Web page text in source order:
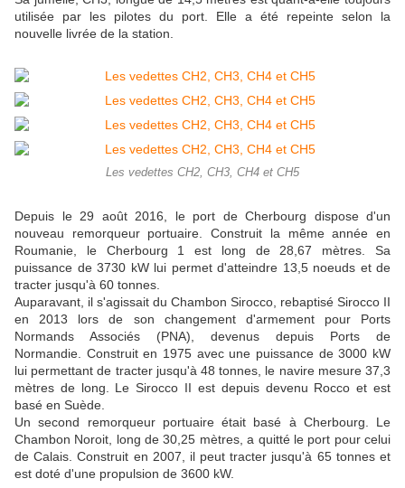
utilisée par les pilotes du port. Elle a été repeinte selon la
nouvelle livrée de la station.
Les vedettes CH2, CH3, CH4 et CH5
Depuis le 29 août 2016, le port de Cherbourg dispose d'un
nouveau remorqueur portuaire. Construit la même année en
Roumanie, le Cherbourg 1 est long de 28,67 mètres. Sa
puissance de 3730 kW lui permet d'atteindre 13,5 noeuds et de
tracter jusqu'à 60 tonnes.
Auparavant, il s'agissait du Chambon Sirocco, rebaptisé Sirocco II
en 2013 lors de son changement d'armement pour Ports
Normands Associés (PNA), devenus depuis Ports de
Normandie. Construit en 1975 avec une puissance de 3000 kW
lui permettant de tracter jusqu'à 48 tonnes, le navire mesure 37,3
mètres de long. Le Sirocco II est depuis devenu Rocco et est
basé en Suède.
Un second remorqueur portuaire était basé à Cherbourg. Le
Chambon Noroit, long de 30,25 mètres, a quitté le port pour celui
de Calais. Construit en 2007, il peut tracter jusqu'à 65 tonnes et
est doté d'une propulsion de 3600 kW.